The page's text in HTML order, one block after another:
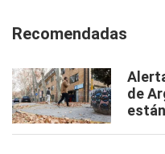
Recomendadas
de